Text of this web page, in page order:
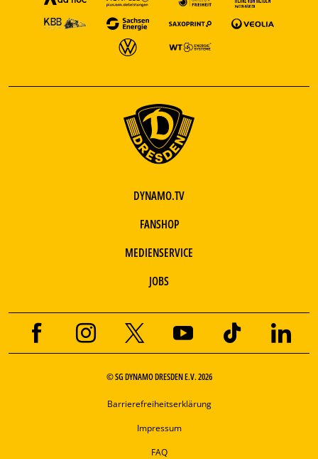
DYNAMO.TV
FANSHOP
MEDIENSERVICE
JOBS
© SG DYNAMO DRESDEN E.V. 2026
Barrierefreiheitserklärung
Impressum
FAQ